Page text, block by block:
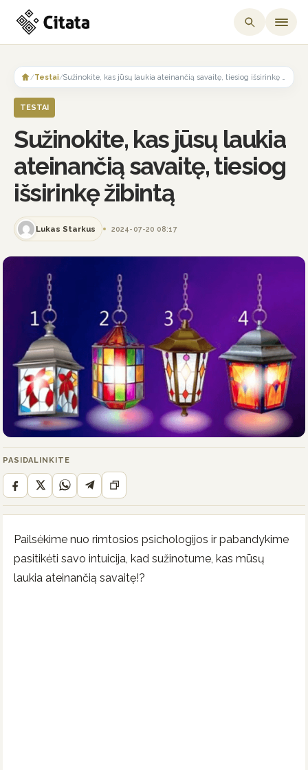
content
/Testai/
TESTAI
Sužinokite, kas jūsų laukia
ateinančią savaitę, tiesiog
išsirinkę žibintą
Lukas Starkus 2024-07-20 08:17
PASIDALINKITE
Pailsėkime nuo rimtosios psichologijos ir pabandykime
pasitikėti savo intuicija, kad sužinotume, kas mūsų
laukia ateinančią savaitę!?